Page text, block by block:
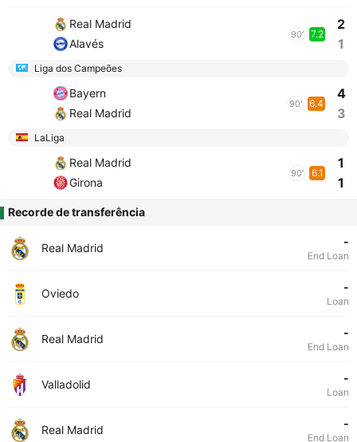
Real Madrid
Alavés
90' 7.2
2
1
Liga dos Campeões
Bayern
Real Madrid
90' 6.4
4
3
LaLiga
Real Madrid
Girona
90' 6.1
1
1
Recorde de transferência
Real Madrid -
End Loan
Oviedo -
Loan
Real Madrid -
End Loan
Valladolid -
Loan
Real Madrid -
End Loan